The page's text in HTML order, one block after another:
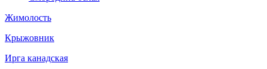
Жимолость
Крыжовник
Ирга канадская